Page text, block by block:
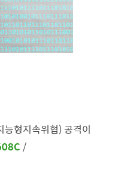
형지속위협) 공격이
/